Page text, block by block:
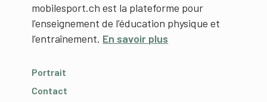
mobilesport.ch est la plateforme pour
l’enseignement de l’éducation physique et
l’entraînement. En savoir plus
Portrait
Contact